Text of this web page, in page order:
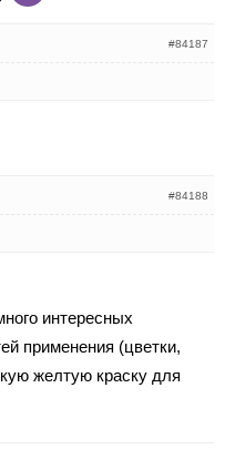
#84187
#84188
интересных
применения (цветки,
желтую краску для